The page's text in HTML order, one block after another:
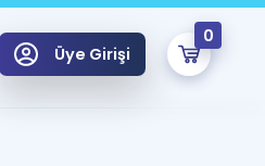
Üye Girişi
0